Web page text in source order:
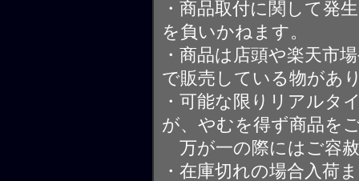
・商品取付に関して発
を負いかねます。
・商品は店頭や楽天市
で販売している物があ
・可能な限りリアルタ
が、やむを得ず商品を
万が一の際にはご容
・在庫切れの場合入荷